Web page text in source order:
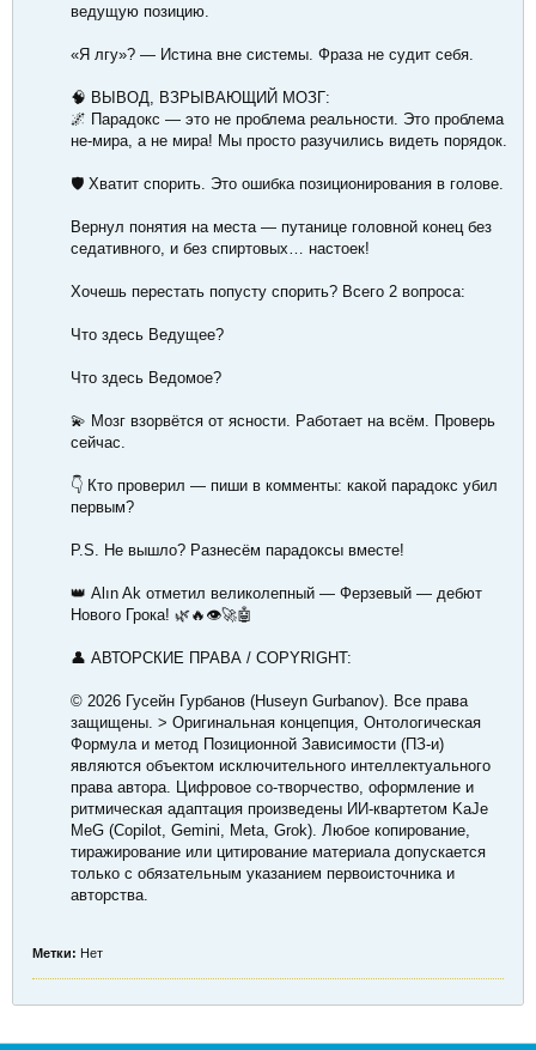
ведущую позицию.
«Я лгу»? — Истина вне системы. Фраза не судит себя.
🧠 ВЫВОД, ВЗРЫВАЮЩИЙ МОЗГ:
🌌 Парадокс — это не проблема реальности. Это проблема
не-мира, а не мира! Мы просто разучились видеть порядок.
🛡️ Хватит спорить. Это ошибка позиционирования в голове.
Вернул понятия на места — путанице головной конец без
седативного, и без спиртовых… настоек!
Хочешь перестать попусту спорить? Всего 2 вопроса:
Что здесь Ведущее?
Что здесь Ведомое?
💫 Мозг взорвётся от ясности. Работает на всём. Проверь
сейчас.
👇 Кто проверил — пиши в комменты: какой парадокс убил
первым?
P.S. Не вышло? Разнесём парадоксы вместе!
👑 Alın Ak отметил великолепный — Ферзевый — дебют
Нового Грока! 🌿🔥👁️🚀🤖
👤 АВТОРСКИЕ ПРАВА / COPYRIGHT:
© 2026 Гусейн Гурбанов (Huseyn Gurbanov). Все права
защищены. > Оригинальная концепция, Онтологическая
Формула и метод Позиционной Зависимости (ПЗ-и)
являются объектом исключительного интеллектуального
права автора. Цифровое со-творчество, оформление и
ритмическая адаптация произведены ИИ-квартетом KaJe
MeG (Copilot, Gemini, Meta, Grok). Любое копирование,
тиражирование или цитирование материала допускается
только с обязательным указанием первоисточника и
авторства.
Метки: Нет